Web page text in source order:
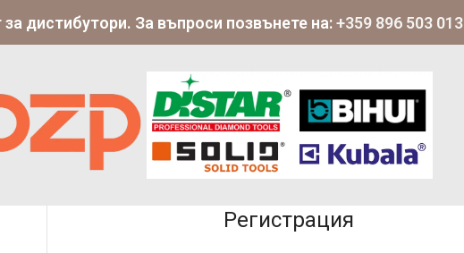
за дистибутори. За въпроси позвънете на:+359 896 503 013
Регистрация